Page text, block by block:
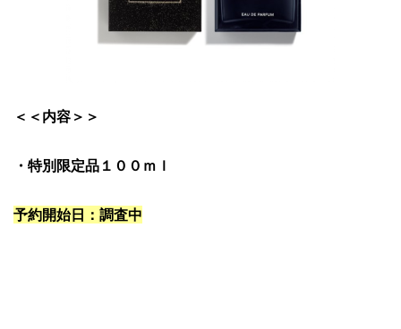
＜＜内容＞＞
・特別限定品１００ｍｌ
予約開始日：調査中